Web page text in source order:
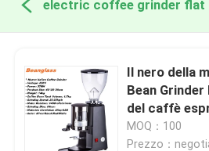
Il nero della
Bean
del caffè
macchina del
MOQ：100
Prezzo：